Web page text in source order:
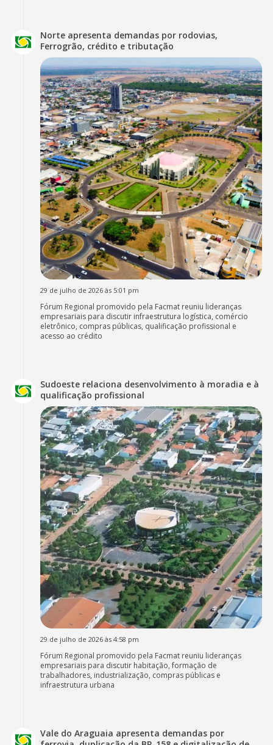
Norte apresenta demandas por rodovias,
Ferrogrão, crédito e tributação
29 de julho de 2026 às 5:01 pm
Fórum Regional promovido pela Facmat reuniu lideranças
empresariais para discutir infraestrutura logística, comércio
eletrônico, compras públicas, qualificação profissional e
acesso ao crédito
Sudoeste relaciona desenvolvimento à moradia e à
qualificação profissional
29 de julho de 2026 às 4:58 pm
Fórum Regional promovido pela Facmat reuniu lideranças
empresariais para discutir habitação, formação de
trabalhadores, industrialização, compras públicas e
infraestrutura urbana
Vale do Araguaia apresenta demandas por